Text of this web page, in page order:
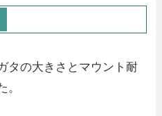
タの大きさとマウント耐
。